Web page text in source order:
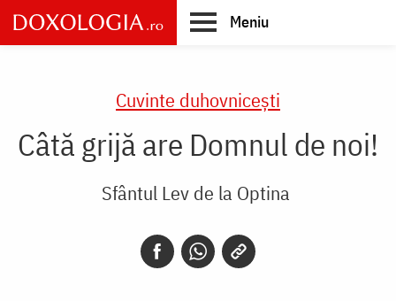
Skip
to
main
Meniu
Cuvinte duhovnicești
Câtă grijă are Domnul de noi!
Sfântul Lev de la Optina